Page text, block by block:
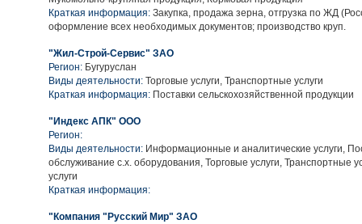
Краткая информация: Закупка, продажа зерна, отгрузка по ЖД
оформление всех необходимых документов; производство круп.
"Жил-Строй-Сервис" ЗАО
Регион: Бугуруслан
Виды деятельности: Торговые услуги, Транспортные услуги
Краткая информация: Поставки сельскохозяйственной продукции
"Индекс АПК" ООО
Регион:
Виды деятельности: Информационные и аналитические услуги,
обслуживание с.х. оборудования, Торговые услуги, Транспортные
услуги
Краткая информация:
"Компания "Русский Мир" ЗАО